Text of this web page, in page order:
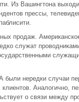
Из Вашингтона
прессы,
продаж.
служат
нередки случаи
Аналогично,
о связи между